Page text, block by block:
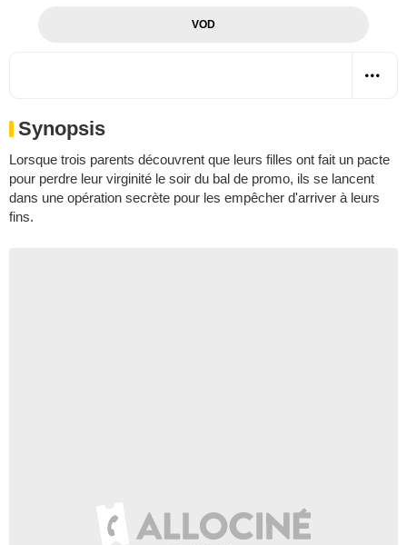
VOD
Synopsis
Lorsque trois parents découvrent que leurs filles ont fait un pacte
pour perdre leur virginité le soir du bal de promo, ils se lancent
dans une opération secrète pour les empêcher d'arriver à leurs
fins.